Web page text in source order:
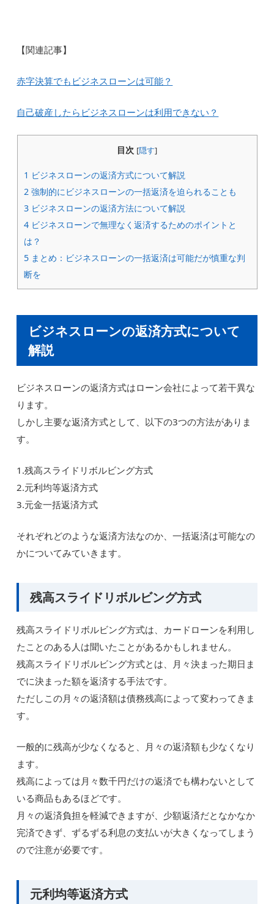
【関連記事】
赤字決算でもビジネスローンは可能？
自己破産したらビジネスローンは利用できない？
目次 [隠す]
1 ビジネスローンの返済方式について解説
2強制的にビジネスローンの一括返済を迫られることも
3ビジネスローンの返済方法について解説
4ビジネスローンで無理なく返済するためのポイントと
は？
5まとめ：ビジネスローンの一括返済は可能だが慎重な判
断を
ビジネスローンの返済方式について
解説
ビジネスローンの返済方式はローン会社によって若干異な
ります。
しかし主要な返済方式として、以下の3つの方法がありま
す。
1.残高スライドリボルビング方式
2.元利均等返済方式
3.元金一括返済方式
それぞれどのような返済方法なのか、一括返済は可能なの
かについてみていきます。
残高スライドリボルビング方式
残高スライドリボルビング方式は、カードローンを利用し
たことのある人は聞いたことがあるかもしれません。
残高スライドリボルビング方式とは、月々決まった期日ま
でに決まった額を返済する手法です。
ただしこの月々の返済額は債務残高によって変わってきま
す。
一般的に残高が少なくなると、月々の返済額も少なくなり
ます。
残高によっては月々数千円だけの返済でも構わないとして
いる商品もあるほどです。
月々の返済負担を軽減できますが、少額返済だとなかなか
完済できず、ずるずる利息の支払いが大きくなってしまう
ので注意が必要です。
元利均等返済方式